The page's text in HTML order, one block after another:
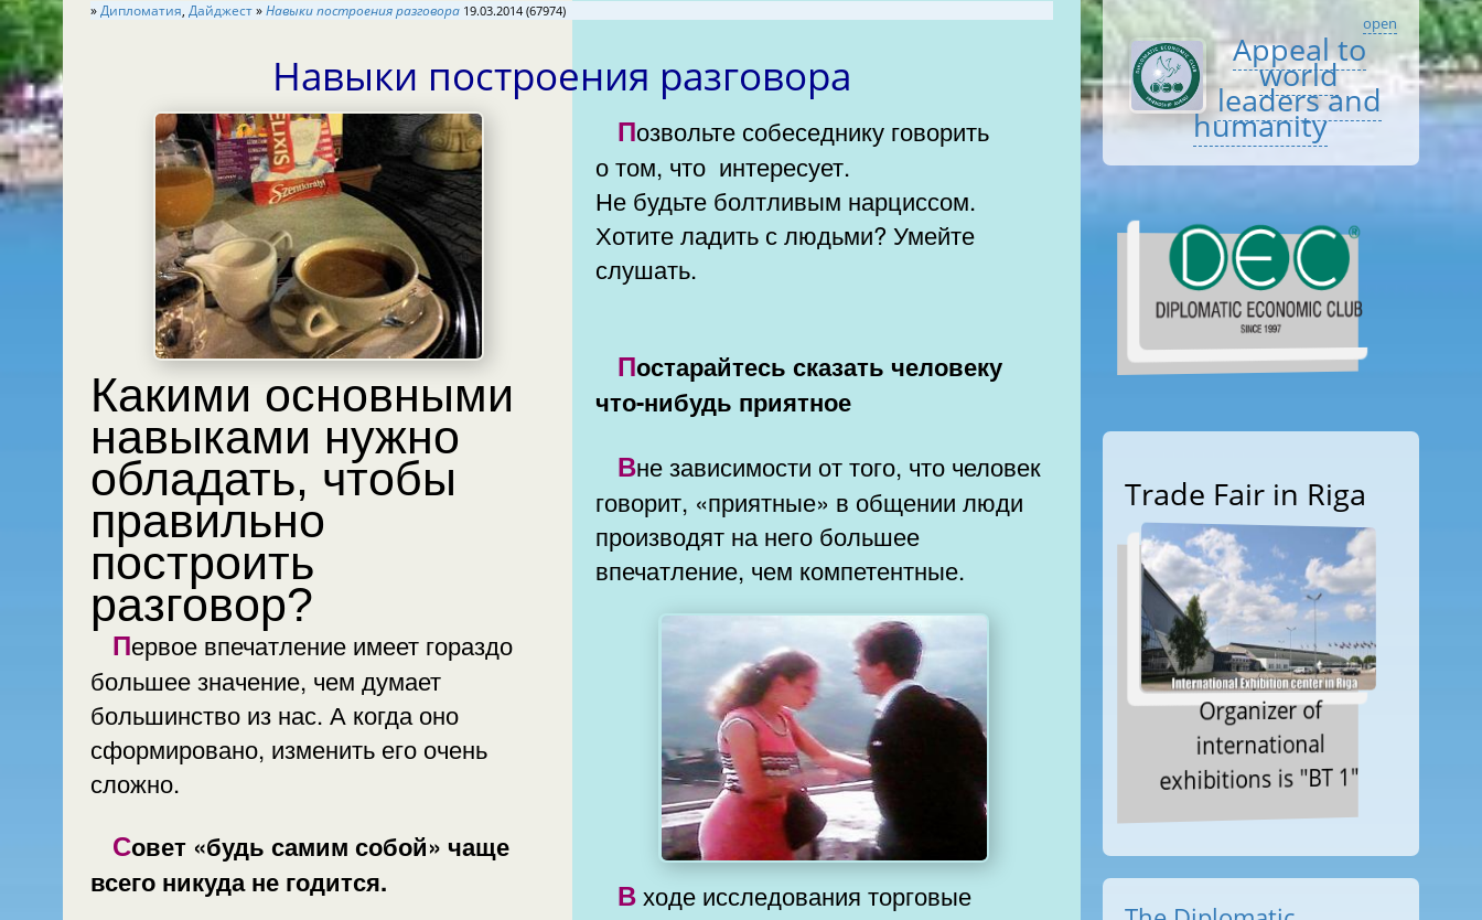
»Дипломатия, Дайджест»Навыки построения разговора 19.03.2014 (67974)
Навыки построения разговора
Какими основными
навыками нужно
обладать, чтобы
правильно
построить
разговор?
Первое впечатление имеет гораздо
большее значение, чем думает
большинство из нас. А когда оно
сформировано, изменить его очень
сложно.
Совет «будь самим собой» чаще
всего никуда не годится.
Позвольте собеседнику говорить
о том, что интересует.
Не будьте болтливым нарциссом.
Хотите ладить с людьми? Умейте
слушать.
Постарайтесь сказать человеку
что-нибудь приятное
Вне зависимости от того, что человек
говорит, «приятные» в общении люди
производят на него большее
впечатление, чем компетентные.
В ходе исследования торговые
open
Appeal to
world
leaders and
humanity
Trade Fair in Riga
Organizer of
international
exhibitions is "BT 1"